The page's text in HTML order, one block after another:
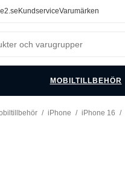
KundserviceVarumärken
MOBILTILLBEHÖR
/ iPhone / iPhone 16 /